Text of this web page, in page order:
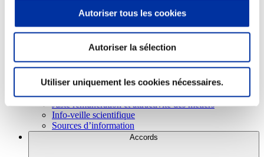
Autoriser tous les cookies
Autoriser la sélection
Utiliser uniquement les cookies nécessaires.
Sécurité sanitaire
Viandes et santé
Juste rémunération et attractivité des métiers
Info-veille scientifique
Sources d’information
Accords